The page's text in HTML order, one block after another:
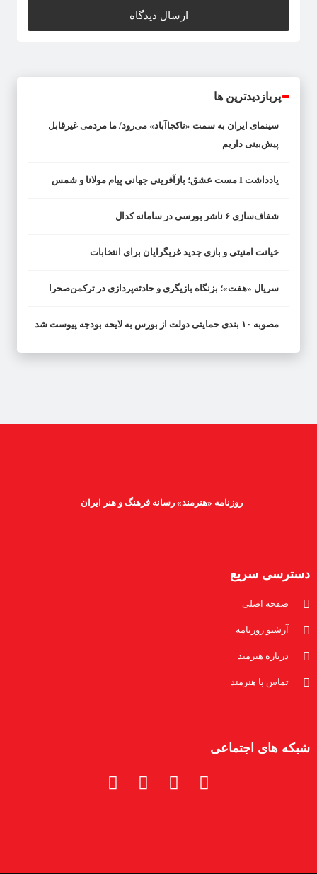
پربازدیدترین ها
سینمای ایران به سمت «ناکجاآباد» می‌رود/ ما مردمی غیرقابل
پیش‌بینی داریم
یادداشت I مست عشق؛ بازآفرینی جهانی پیام مولانا و شمس
شفاف‌سازی ۶ ناشر بورسی در سامانه کدال
خیانت امنیتی و بازی جدید غربگرایان برای انتخابات
سریال «هفت»؛ بزنگاه بازیگری و حادثه‌پردازی در ترکمن‌صحرا
مصوبه ۱۰ بندی حمایتی دولت از بورس به لایحه بودجه پیوست شد
روزنامه «هنرمند» رسانه فرهنگ و هنر ایران
دسترسی سریع
صفحه اصلی
آرشیو روزنامه
درباره هنرمند
تماس با هنرمند
شبکه های اجتماعی